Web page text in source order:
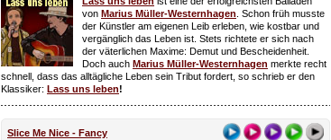
von Marius Müller-Westernhagen . Schon früh musste
der Künstler am eigenen Leib erleben, wie kostbar und
vergänglich das Leben ist. Stets richtete er sich nach
der väterlichen Maxime: Demut und Bescheidenheit.
Doch auch Marius Müller-Westernhagen merkte recht
schnell, dass das alltägliche Leben sein Tribut fordert, so schrieb er den
Klassiker: Lass uns leben!
Slice Me Nice - Fancy